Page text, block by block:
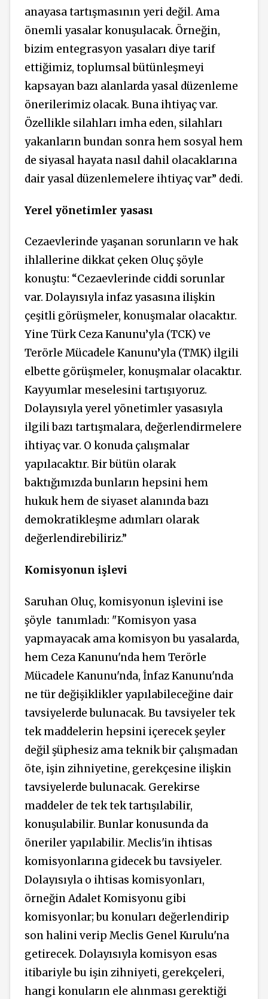
anayasa tartışmasının yeri değil. Ama
önemli yasalar konuşulacak. Örneğin,
bizim entegrasyon yasaları diye tarif
ettiğimiz, toplumsal bütünleşmeyi
kapsayan bazı alanlarda yasal düzenleme
önerilerimiz olacak. Buna ihtiyaç var.
Özellikle silahları imha eden, silahları
yakanların bundan sonra hem sosyal hem
de siyasal hayata nasıl dahil olacaklarına
dair yasal düzenlemelere ihtiyaç var” dedi.
Yerel yönetimler yasası
Cezaevlerinde yaşanan sorunların ve hak
ihlallerine dikkat çeken Oluç şöyle
konuştu: “Cezaevlerinde ciddi sorunlar
var. Dolayısıyla infaz yasasına ilişkin
çeşitli görüşmeler, konuşmalar olacaktır.
Yine Türk Ceza Kanunu’yla (TCK) ve
Terörle Mücadele Kanunu’yla (TMK) ilgili
elbette görüşmeler, konuşmalar olacaktır.
Kayyumlar meselesini tartışıyoruz.
Dolayısıyla yerel yönetimler yasasıyla
ilgili bazı tartışmalara, değerlendirmelere
ihtiyaç var. O konuda çalışmalar
yapılacaktır. Bir bütün olarak
baktığımızda bunların hepsini hem
hukuk hem de siyaset alanında bazı
demokratikleşme adımları olarak
değerlendirebiliriz.”
Komisyonun işlevi
Saruhan Oluç, komisyonun işlevini ise
şöyle tanımladı: "Komisyon yasa
yapmayacak ama komisyon bu yasalarda,
hem Ceza Kanunu'nda hem Terörle
Mücadele Kanunu'nda, İnfaz Kanunu'nda
ne tür değişiklikler yapılabileceğine dair
tavsiyelerde bulunacak. Bu tavsiyeler tek
tek maddelerin hepsini içerecek şeyler
değil şüphesiz ama teknik bir çalışmadan
öte, işin zihniyetine, gerekçesine ilişkin
tavsiyelerde bulunacak. Gerekirse
maddeler de tek tek tartışılabilir,
konuşulabilir. Bunlar konusunda da
öneriler yapılabilir. Meclis'in ihtisas
komisyonlarına gidecek bu tavsiyeler.
Dolayısıyla o ihtisas komisyonları,
örneğin Adalet Komisyonu gibi
komisyonlar; bu konuları değerlendirip
son halini verip Meclis Genel Kurulu'na
getirecek. Dolayısıyla komisyon esas
itibariyle bu işin zihniyeti, gerekçeleri,
hangi konuların ele alınması gerektiği